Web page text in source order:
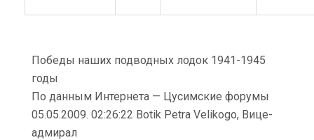
Победы наших подводных лодок 1941-1945
годы
По данным Интернета — Цусимские форумы
05.05.2009. 02:26:22 Botik Petra Velikogo, Вице-
адмирал